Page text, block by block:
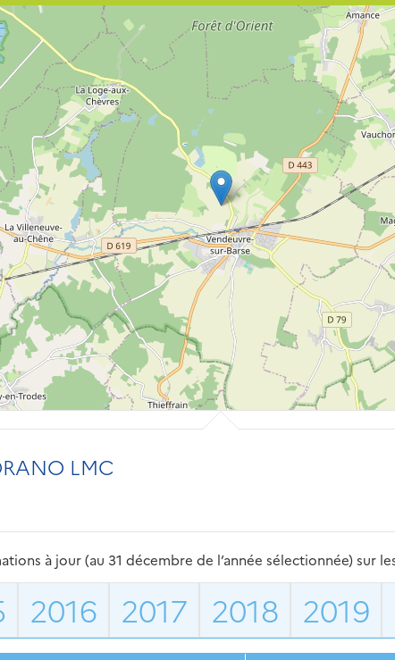
LMC
à jour (au 31 décembre de l’année sélectionnée) sur
2016 2017 2018 2019